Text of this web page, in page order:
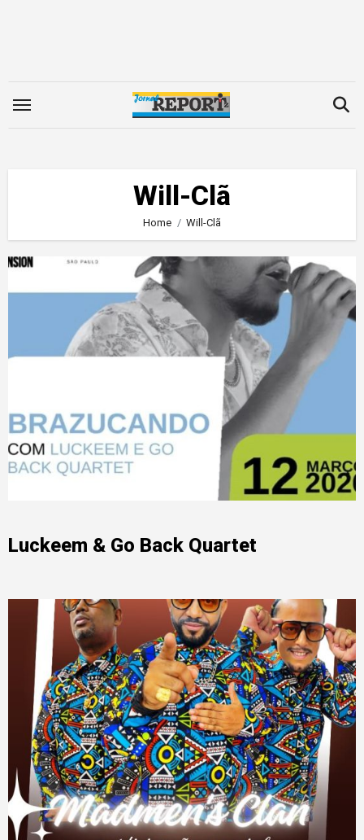
Will-Clã
Home Will-Clã
Luckeem & Go Back Quartet